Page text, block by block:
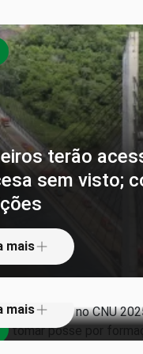
terão
sem visto;
mais
em 1º lugar
candidato é
posse por
mais